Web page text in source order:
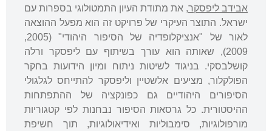
אבידב ליפסקר, את מתודת העיון התמטולוגי בספרות עם
ישראל. התוצר העיקרי של פרויקט זה הוא מפעל ההוצאה
לאור של "אנציקלופדיה של הסיפור היהודי" (2005,
2009), שאותה הוא עורך בשיתוף עם ליפסקר ורלה
קושלבסקי. בניגוד לשיטות ניתוח ומיון הידועות בחקר
הפולקלור, מציעים אלשטיין וליפסקר להתייחס לגלגולי
הסיפורים היהודיים גם כפונקציה של ההתפתחות
ההיסטורית. כל גרסאות הסיפור נבחנות לפי קטגוריות
מורפולוגיות, סימבוליות ואידיאולוגיות, תוך חשיפת